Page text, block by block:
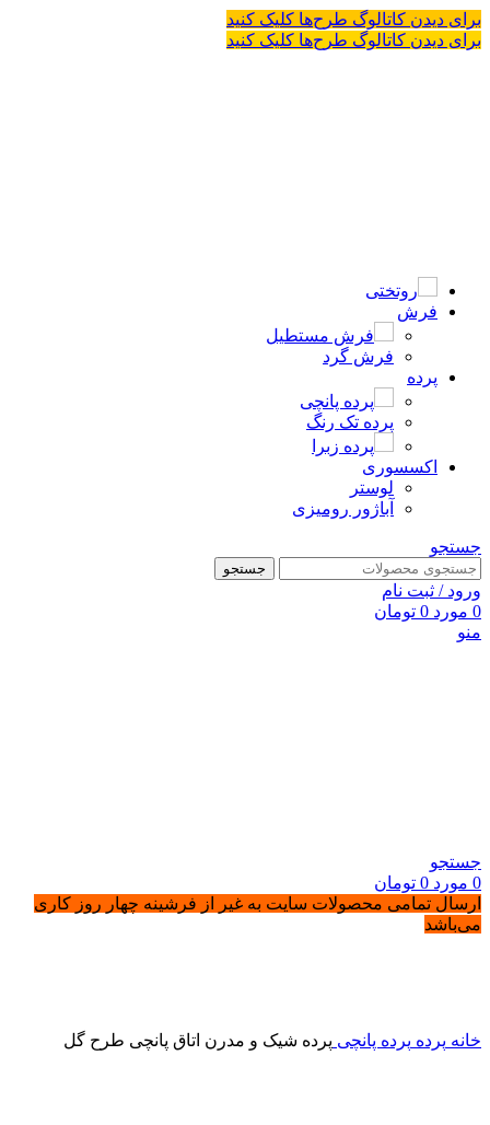
برای دیدن کاتالوگ طرح‌ها کلیک کنید
برای دیدن کاتالوگ طرح‌ها کلیک کنید
روتختی
فرش
فرش مستطیل
فرش گرد
پرده
پرده پانچی
پرده تک رنگ
پرده زبرا
اکسسوری
لوستر
آباژور رومیزی
جستجو
جستجو
ورود / ثبت نام
0 مورد 0 تومان
منو
جستجو
0 مورد 0 تومان
ارسال تمامی محصولات سایت به غیر از فرشینه چهار روز کاری
می‌باشد
خانه پرده پرده پانچی پرده شیک و مدرن اتاق پانچی طرح گل